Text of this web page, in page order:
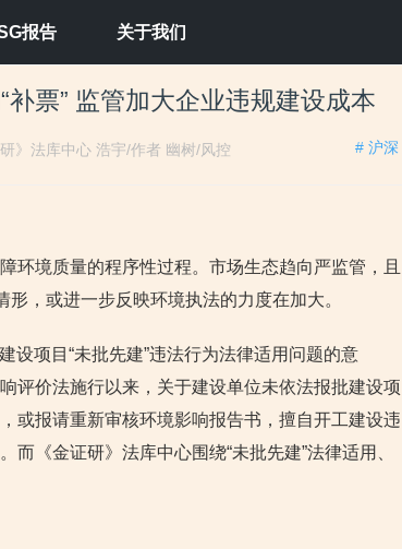
报告 关于我们
票” 监管加大企业违规建设成本
# 沪深
》法库中心 浩宇/作者 幽树/风控
环境质量的程序性过程。市场生态趋向严监管，且
形，或进一步反映环境执法的力度在加大。
设项目“未批先建”违法行为法律适用问题的意
评价法施行以来，关于建设单位未依法报批建设项
或报请重新审核环境影响报告书，擅自开工建设违
《金证研》法库中心围绕“未批先建”法律适用、